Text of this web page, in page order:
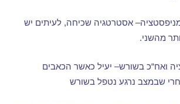
–אסטרטגיה שכיחה,לעיתים יש
מהשני.
ואח“כ בשורש– יעיל כאשר הכאבים
שבמצב נרגע נטפל בשורש